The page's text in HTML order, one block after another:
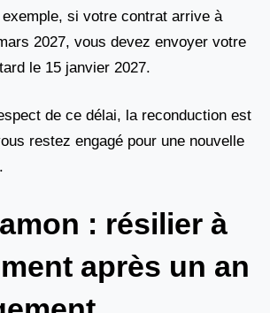
exemple, si votre contrat arrive à
2027, vous devez envoyer votre
le 15 janvier 2027.
de ce délai, la reconduction est
restez engagé pour une nouvelle
: résilier à
après un an